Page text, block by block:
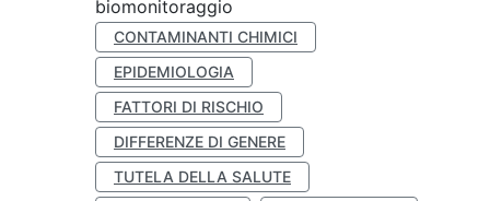
biomonitoraggio
CONTAMINANTI CHIMICI
EPIDEMIOLOGIA
FATTORI DI RISCHIO
DIFFERENZE DI GENERE
TUTELA DELLA SALUTE